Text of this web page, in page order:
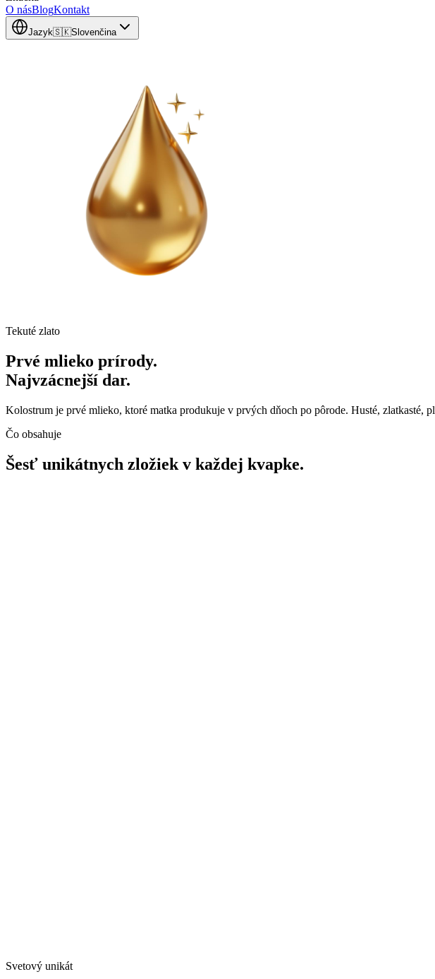
O násBlogKontakt
Jazyk🇸🇰Slovenčina
Tekuté zlato
Prvé mlieko prírody.
Najvzácnejší dar.
Kolostrum je prvé mlieko, ktoré matka produkuje v prvých dňoch po pôrode. Husté,
Čo obsahuje
Šesť unikátnych zložiek v každej kvapke.
Svetový unikát